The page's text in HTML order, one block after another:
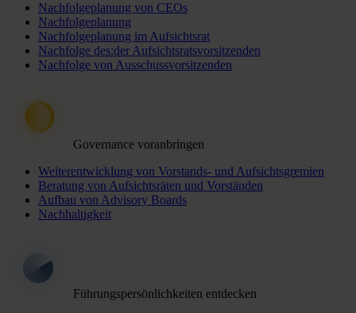
Nachfolgeplanung von CEOs
Nachfolgeplanung
Nachfolgeplanung im Aufsichtsrat
Nachfolge des:der Aufsichtsratsvorsitzenden
Nachfolge von Ausschussvorsitzenden
Governance voranbringen
Weiterentwicklung von Vorstands- und Aufsichtsgremien
Beratung von Aufsichtsräten und Vorständen
Aufbau von Advisory Boards
Nachhaltigkeit
Führungspersönlichkeiten entdecken